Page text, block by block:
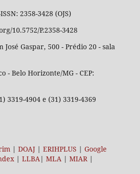
2358-3428 (OJS)
10.5752/P.2358-3428
José Gaspar, 500 - Prédio 20 - sala
- Belo Horizonte/MG - CEP:
3319-4904 e (31) 3319-4369
| DOAJ| ERIHPLUS | Google
| LLBA| MLA| MIAR|